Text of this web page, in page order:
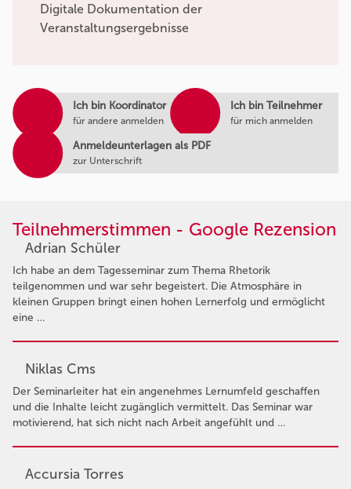
Ich bin Koordinator
für andere anmelden
Ich bin Teilnehmer
für mich anmelden
Anmeldeunterlagen als PDF
zur Unterschrift
Digitale Dokumentation der
Veranstaltungsergebnisse
Teilnehmerstimmen - Google Rezension
Adrian Schüler
Ich habe an dem Tagesseminar zum Thema Rhetorik
teilgenommen und war sehr begeistert. Die Atmosphäre in
kleinen Gruppen bringt einen hohen Lernerfolg und ermöglicht
eine …
Niklas Cms
Der Seminarleiter hat ein angenehmes Lernumfeld geschaffen
und die Inhalte leicht zugänglich vermittelt. Das Seminar war
motivierend, hat sich nicht nach Arbeit angefühlt und …
Accursia Torres